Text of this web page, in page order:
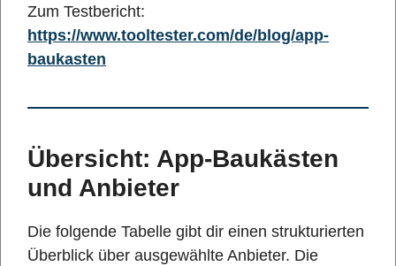
Zum Testbericht:
https://www.tooltester.com/de/blog/app-
baukasten
Übersicht: App-Baukästen
und Anbieter
Die folgende Tabelle gibt dir einen strukturierten
Überblick über ausgewählte Anbieter. Die